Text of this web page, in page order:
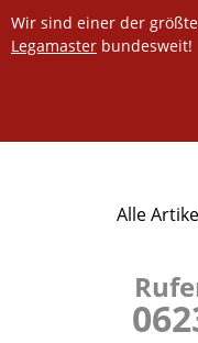
Wir sind einer der
Legamaster bundesweit!
Alle